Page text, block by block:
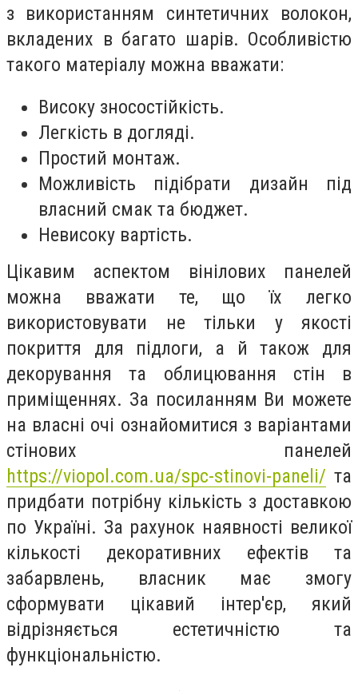
з використанням синтетичних волокон,
вкладених в багато шарів. Особливістю
такого матеріалу можна вважати:
Високу зносостійкість.
Легкість в догляді.
Простий монтаж.
Можливість підібрати дизайн під
власний смак та бюджет.
Невисоку вартість.
Цікавим аспектом вінілових панелей
можна вважати те, що їх легко
використовувати не тільки у якості
покриття для підлоги, а й також для
декорування та облицювання стін в
приміщеннях. За посиланням Ви можете
на власні очі ознайомитися з варіантами
стінових панелей
https://viopol.com.ua/spc-stinovi-paneli/ та
придбати потрібну кількість з доставкою
по Україні. За рахунок наявності великої
кількості декоративних ефектів та
забарвлень, власник має змогу
сформувати цікавий інтер'єр, який
відрізняється естетичністю та
функціональністю.